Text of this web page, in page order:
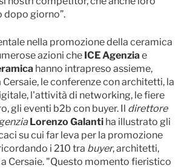
dopo giorno”.
nella promozione della ceramica
azioni che ICE Agenzia e
hanno intrapreso assieme,
le conferenze con architetti, la
l'attività di networking, le fiere
gli eventi b2b con buyer. Il direttore
Lorenzo Galanti ha illustrato gli
su cui far leva per la promozione
i 210 tra buyer, architetti,
Cersaie. "Questo momento fieristico